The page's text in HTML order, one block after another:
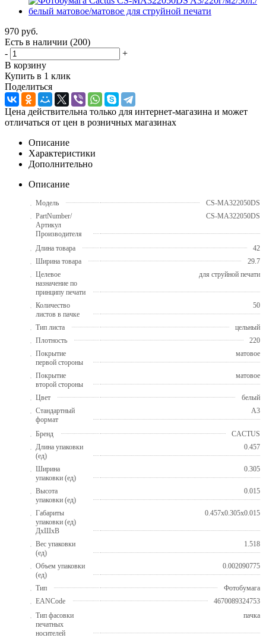
970 руб.
Есть в наличии (200)
-
+
В корзину
Купить в 1 клик
Поделиться
Цена действительна только для интернет-магазина и может
отличаться от цен в розничных магазинах
Описание
Характеристики
Дополнительно
Описание
Модель
CS-MA322050DS
PartNumber/
Артикул
Производителя
CS-MA322050DS
Длина товара
42
Ширина товара
29.7
Целевое
назначение по
принципу печати
для струйной печати
Количество
листов в пачке
50
Тип листа
цельный
Плотность
220
Покрытие
первой стороны
матовое
Покрытие
второй стороны
матовое
Цвет
белый
Стандартный
формат
A3
Бренд
CACTUS
Длина упаковки
(ед)
0.457
Ширина
упаковки (ед)
0.305
Высота
упаковки (ед)
0.015
Габариты
упаковки (ед)
ДхШхВ
0.457x0.305x0.015
Вес упаковки
(ед)
1.518
Объем упаковки
(ед)
0.002090775
Тип
Фотобумага
EANCode
4670089324753
Тип фасовки
печатных
носителей
пачка